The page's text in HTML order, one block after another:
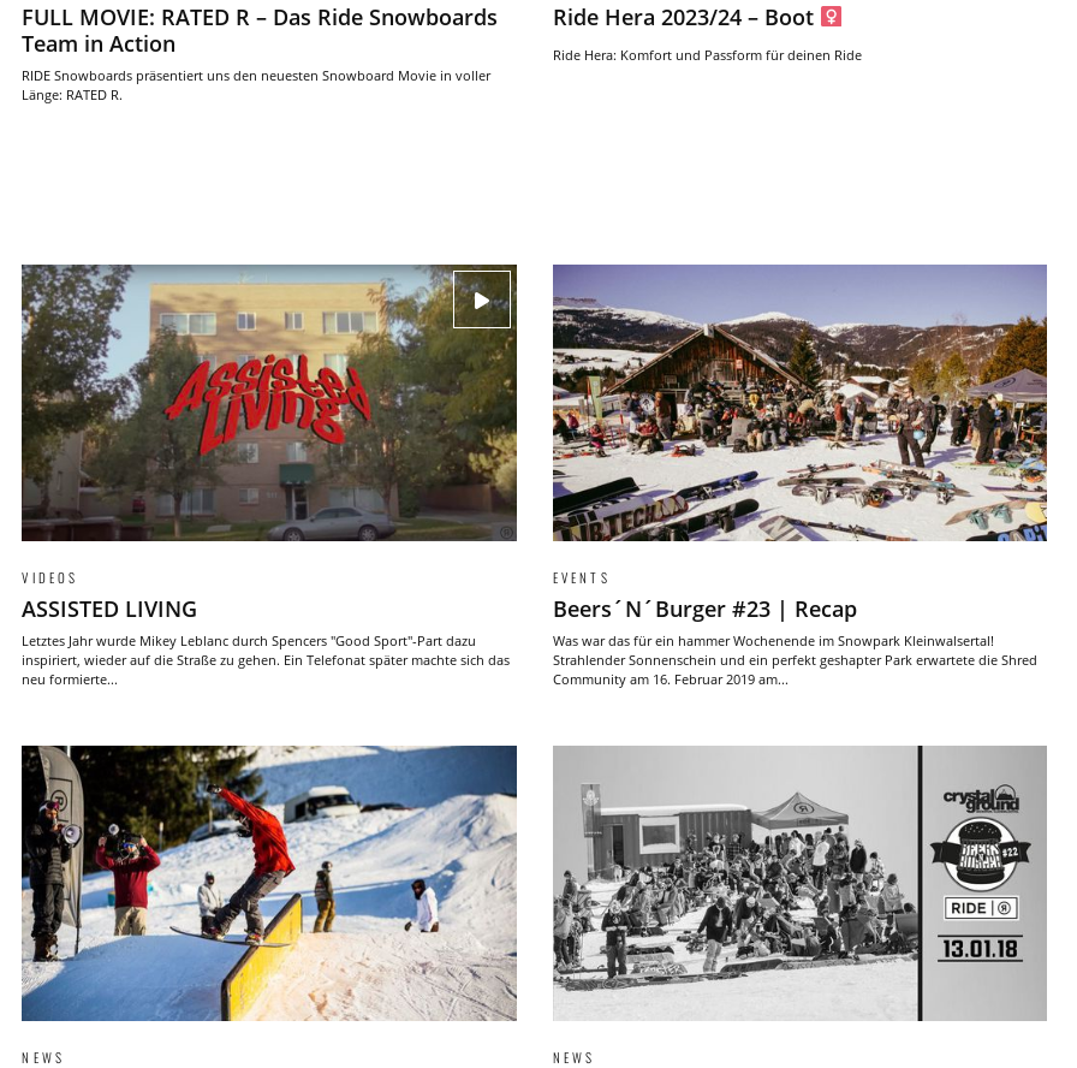
FULL MOVIE: RATED R – Das Ride Snowboards
Team in Action
RIDE Snowboards präsentiert uns den neuesten Snowboard Movie in voller
Länge: RATED R.
Ride Hera 2023/24 – Boot
Ride Hera: Komfort und Passform für deinen Ride
VIDEOS
ASSISTED LIVING
Letztes Jahr wurde Mikey Leblanc durch Spencers "Good Sport"-Part dazu
inspiriert, wieder auf die Straße zu gehen. Ein Telefonat später machte sich das
neu formierte...
EVENTS
Beers´N´Burger #23 | Recap
Was war das für ein hammer Wochenende im Snowpark Kleinwalsertal!
Strahlender Sonnenschein und ein perfekt geshapter Park erwartete die Shred
Community am 16. Februar 2019 am...
NEWS NEWS